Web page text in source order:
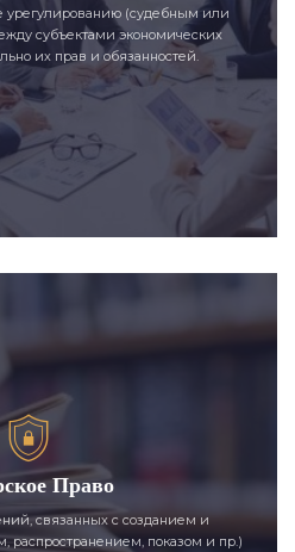
урегулированию (судебным или
субъектами экономических
их прав и обязанностей.
Право
связанных с созданием и
распространением, показом и пр.)